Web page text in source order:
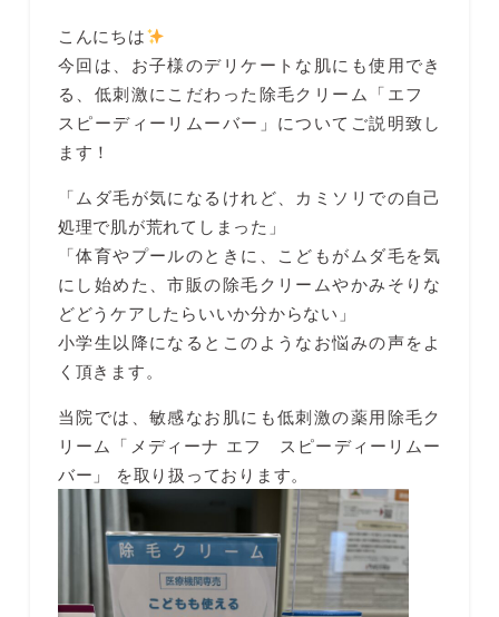
こんにちは
今回は、お子様のデリケートな肌にも使用でき
る、低刺激にこだわった除毛クリーム「エフ
スピーディーリムーバー」についてご説明致し
ます！
「ムダ毛が気になるけれど、カミソリでの自己
処理で肌が荒れてしまった」
「体育やプールのときに、こどもがムダ毛を気
にし始めた、市販の除毛クリームやかみそりな
どどうケアしたらいいか分からない」
小学生以降になるとこのようなお悩みの声をよ
く頂きます。
当院では、敏感なお肌にも低刺激の薬用除毛ク
リーム「メディーナ エフ スピーディーリムー
バー」 を取り扱っております。